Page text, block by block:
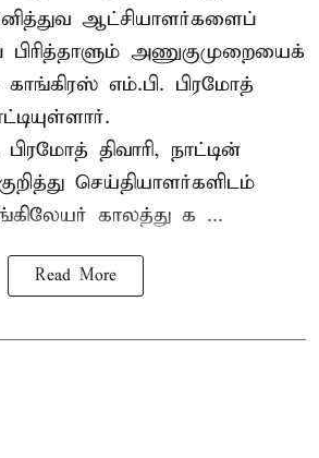
ஆட்சியாளர்களைப்
அணுகுமுறையைக்
காங்கிரஸ் எம்.பி. பிரமோத்
திவாரி, நாட்டின்
செய்தியாளர்களிடம்
காலத்து க ...
Read More